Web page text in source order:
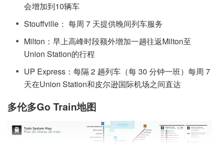
会增加到10辆车
Stouffville： 每周 7 天提供晚间列车服务
Milton：早上高峰时段额外增加一趟往返Milton至
Union Station的行程
UP Express：每隔 2 趟列车（每 30 分钟一班）每周 7
天在Union Station和皮尔逊国际机场之间直达
多伦多Go Train地图